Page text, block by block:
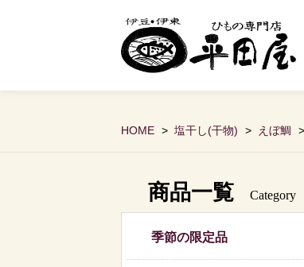
HOME 塩干し(干物) えぼ鯛
商品一覧 Category
季節の限定品